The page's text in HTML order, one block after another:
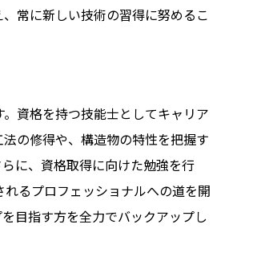
常に新しい技術の習得に努めるこ
資格を持つ技能士としてキャリア
の修得や、構造物の特性を把握す
に、資格取得に向けた勉強を行
るプロフェッショナルへの道を開
目指す方を全力でバックアップし